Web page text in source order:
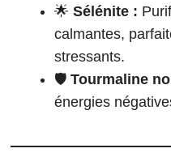
🌟 Sélénite :
calmantes,
stressants.
🛡️ Tourmaline
énergies